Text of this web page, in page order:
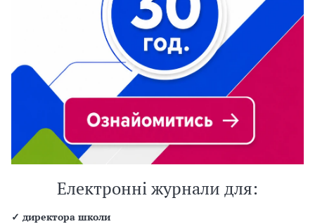
Електронні журнали для:
✓ директора школи